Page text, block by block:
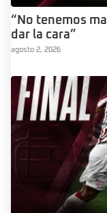
“No tenemos
dar la cara”
agosto 2, 2026